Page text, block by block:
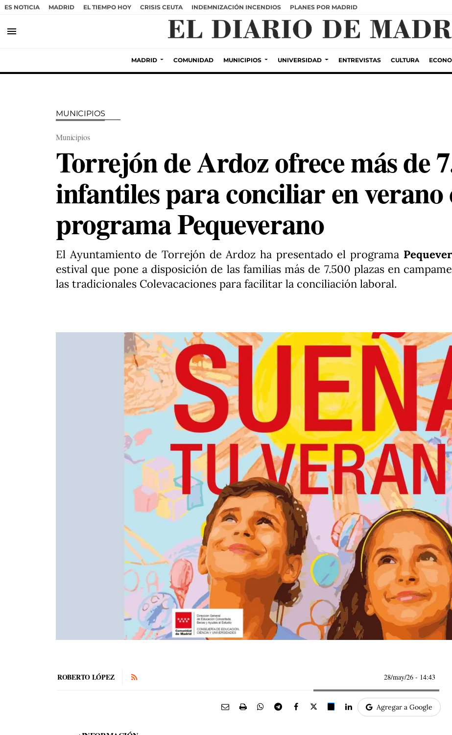
ES NOTICIA MADRID EL TIEMPO HOY CRISIS CEUTA INDEMNIZACIÓN INCENDIOS PLANES POR MADRID
menu
MADRID COMUNIDAD MUNICIPIOS UNIVERSIDAD ENTREVISTAS CULTURA
MUNICIPIOS
Municipios
Torrejón de Ardoz ofrece más de
infantiles para conciliar en verano
programa Pequeverano
El Ayuntamiento de Torrejón de Ardoz ha presentado el programa
estival que pone a disposición de las familias más de 7.500 plazas en
las tradicionales Colevacaciones para facilitar la conciliación laboral.
ROBERTO LÓPEZ 28/may/26 - 14:43
Agregar a Google